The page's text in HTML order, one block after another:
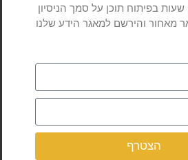
בפיתוח תוכן על סמך הניסיון
מאחור והירשם למאגר הידע שלנו
הצטרף